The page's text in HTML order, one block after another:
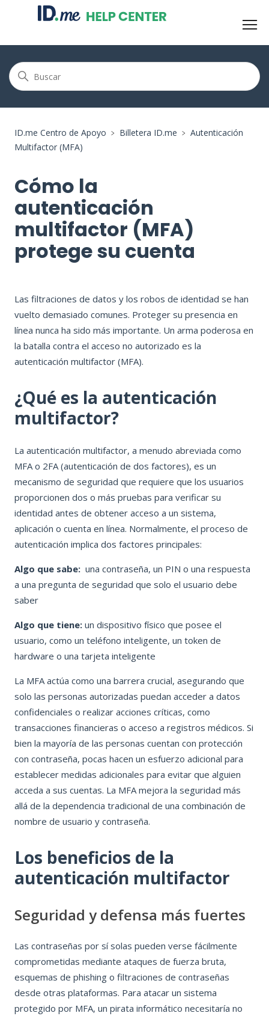
ID.me Centro de Apoyo Billetera ID.me
Autenticación
Multifactor (MFA)
Cómo la
autenticación
multifactor (MFA)
protege su cuenta
Las filtraciones de datos y los robos de identidad se han
vuelto demasiado comunes. Proteger su presencia en
línea nunca ha sido más importante. Un arma poderosa en
la batalla contra el acceso no autorizado es la
autenticación multifactor (MFA).
¿Qué es la autenticación
multifactor?
La autenticación multifactor, a menudo abreviada como
MFA o 2FA (autenticación de dos factores), es un
mecanismo de seguridad que requiere que los usuarios
proporcionen dos o más pruebas para verificar su
identidad antes de obtener acceso a un sistema,
aplicación o cuenta en línea. Normalmente, el proceso de
autenticación implica dos factores principales:
Algo que sabe: una contraseña, un PIN o una respuesta
a una pregunta de seguridad que solo el usuario debe
saber
Algo que tiene: un dispositivo físico que posee el
usuario, como un teléfono inteligente, un token de
hardware o una tarjeta inteligente
La MFA actúa como una barrera crucial, asegurando que
solo las personas autorizadas puedan acceder a datos
confidenciales o realizar acciones críticas, como
transacciones financieras o acceso a registros médicos. Si
bien la mayoría de las personas cuentan con protección
con contraseña, pocas hacen un esfuerzo adicional para
establecer medidas adicionales para evitar que alguien
acceda a sus cuentas. La MFA mejora la seguridad más
allá de la dependencia tradicional de una combinación de
nombre de usuario y contraseña.
Los beneficios de la
autenticación multifactor
Seguridad y defensa más fuertes
Las contraseñas por sí solas pueden verse fácilmente
comprometidas mediante ataques de fuerza bruta,
esquemas de phishing o filtraciones de contraseñas
desde otras plataformas. Para atacar un sistema
protegido por MFA, un pirata informático necesitaría no